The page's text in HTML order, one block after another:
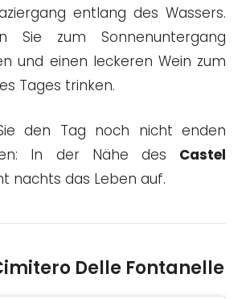
entlang des Wassers.
Sie zum Sonnenuntergang
und einen leckeren Wein zum
Tages trinken.
den Tag noch nicht enden
In der Nähe des Castel
nachts das Leben auf.
Delle Fontanelle